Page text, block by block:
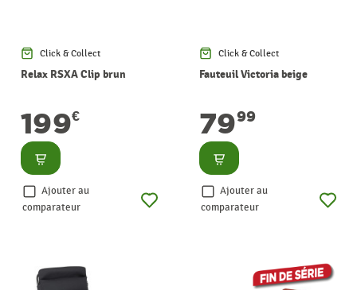
Click & Collect
Relax RSXA Clip brun
199€
Consulter
Ajouter au
comparateur
Click & Collect
Fauteuil Victoria beige
7999
Consulter
Ajouter au
comparateur